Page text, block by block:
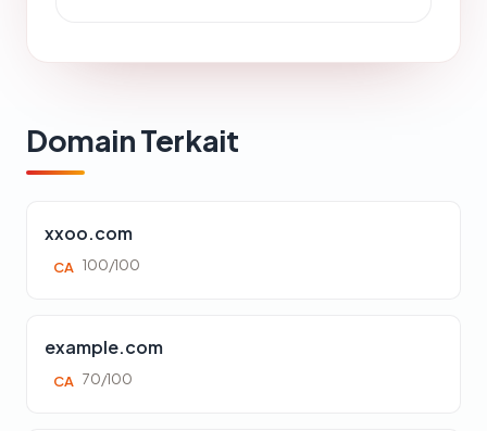
Domain Terkait
xxoo.com
CA 100/100
example.com
CA 70/100